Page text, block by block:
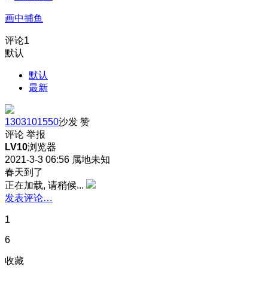
画中捕鱼
评论1
默认
默认
最新
1303101550沙发 赞
评论 举报
LV10浏览器
2021-3-3 06:56 属地未知
春天到了
正在加载, 请稍候...
发表评论…
1
6
收藏